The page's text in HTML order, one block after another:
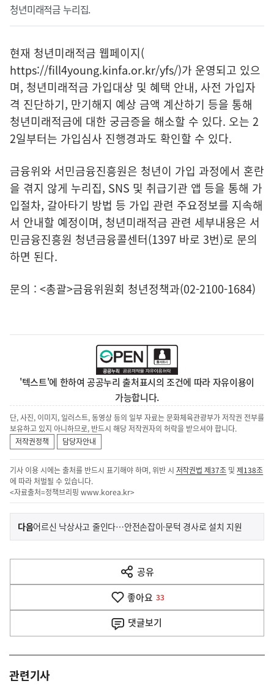
청년미래적금 누리집.
현재 청년미래적금 웹페이지(
https://fill4young.kinfa.or.kr/yfs/)가 운영되고 있으
며, 청년미래적금 가입대상 및 혜택 안내, 사전 가입자
격 진단하기, 만기해지 예상 금액 계산하기 등을 통해
청년미래적금에 대한 궁금증을 해소할 수 있다. 오는 2
2일부터는 가입심사 진행경과도 확인할 수 있다.
금융위와 서민금융진흥원은 청년이 가입 과정에서 혼란
을 겪지 않게 누리집, SNS 및 취급기관 앱 등을 통해 가
입절차, 갈아타기 방법 등 가입 관련 주요정보를 지속해
서 안내할 예정이며, 청년미래적금 관련 세부내용은 서
민금융진흥원 청년금융콜센터(1397 바로 3번)로 문의
하면 된다.
문의 : <총괄>금융위원회 청년정책과(02-2100-1684)
'텍스트'에 한하여 공공누리 출처표시의 조건에 따라 자유이용이
가능합니다.
단, 사진, 이미지, 일러스트, 동영상 등의 일부 자료는 문화체육관광부가 저작권 전부를
보유하고 있지 아니하므로, 반드시 해당 저작권자의 허락을 받으셔야 합니다.
저작권정책
담당자안내
기사 이용 시에는 출처를 반드시 표기해야 하며, 위반 시 저작권법 제37조 및제138조
에 따라 처벌될 수 있습니다.
<자료출처=정책브리핑 www.korea.kr>
이
전
다
음
다음기
어르신 낙상사고 줄인다…안전손잡이·문턱 경사로 설치 지원
공유
열
기
좋아요 33
댓글보기
관련기사